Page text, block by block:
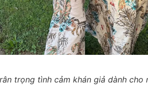
trọng tình cảm khán giả dành